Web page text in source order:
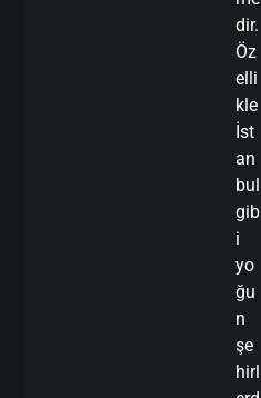
dir.
Öz
elli
kle
İst
an
bul
gib
i
yo
ğu
n
şe
hirl